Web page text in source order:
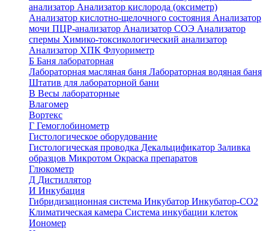
анализатор Анализатор кислорода (оксиметр)
Анализатор кислотно-щелочного состояния Анализатор
мочи ПЦР-анализатор Анализатор СОЭ Анализатор
спермы Химико-токсикологический анализатор
Анализатор ХПК Флуориметр
Б Баня лабораторная
Лабораторная масляная баня Лабораторная водяная баня
Штатив для лабораторной бани
В Весы лабораторные
Влагомер
Вортекс
Г Гемоглобинометр
Гистологическое оборудование
Гистологическая проводка Декальцификатор Заливка
образцов Микротом Окраска препаратов
Глюкометр
Д Дистиллятор
И Инкубация
Гибридизационная система Инкубатор Инкубатор-СО2
Климатическая камера Система инкубации клеток
Иономер